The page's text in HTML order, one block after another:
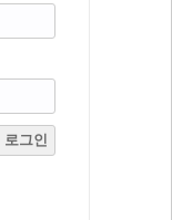
로그인